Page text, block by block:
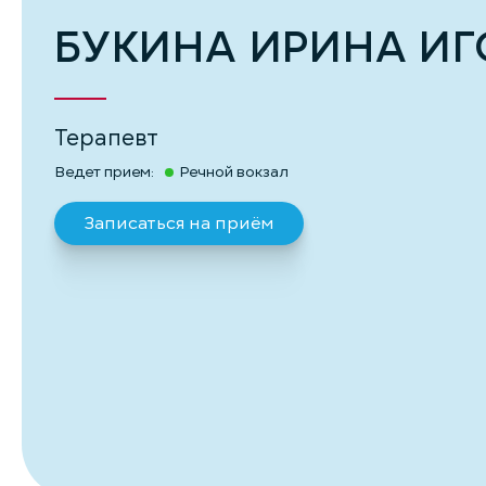
БУКИНА ИРИНА
Терапевт
Ведет прием: Речной вокзал
Записаться на приём